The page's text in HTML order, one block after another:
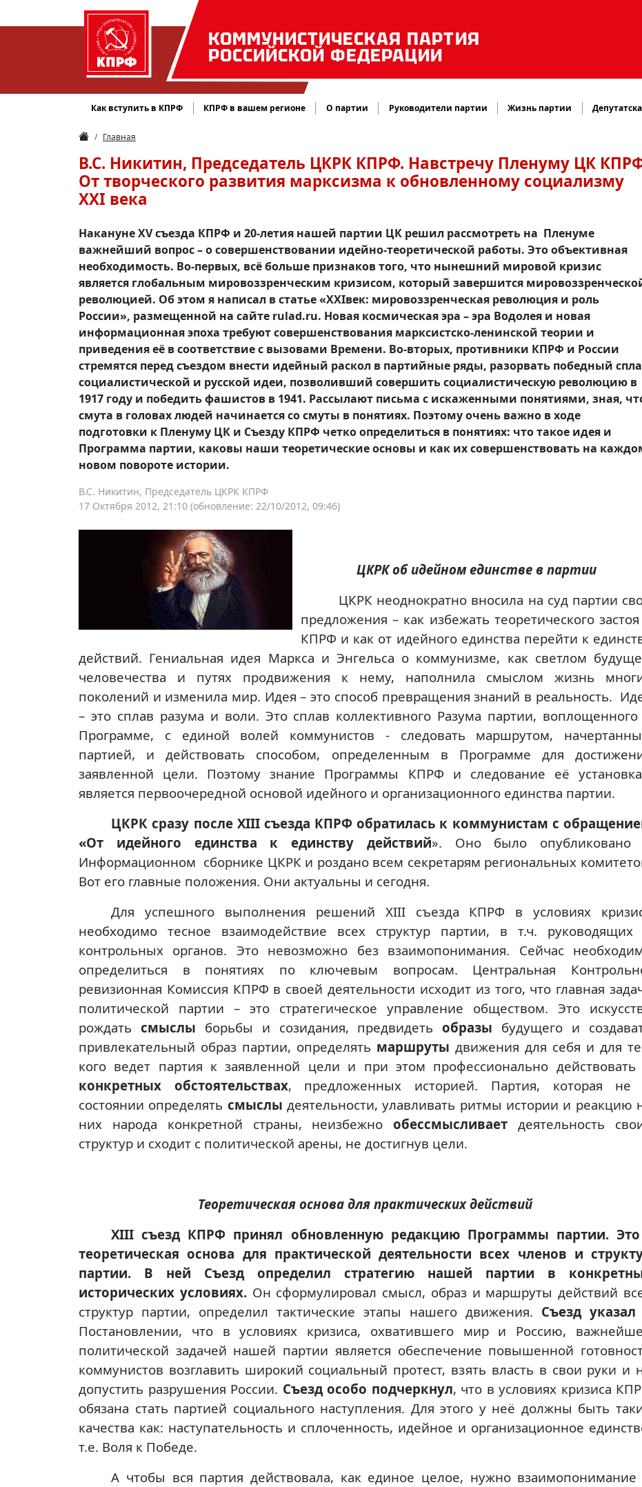
КОММУНИСТИЧЕСКАЯ ПАРТИЯ
РОССИЙСКОЙ ФЕДЕРАЦИИ
Как вступить в КПРФ КПРФ в вашем регионе О партии Руководители партии Жизнь партии
Главная
В.С. Никитин, Председатель ЦКРК КПРФ. Навстречу Пленуму ЦК
От творческого развития марксизма к обновленному социализму
XXI века
Накануне XV съезда КПРФ и 20-летия нашей партии ЦК решил рассмотреть на Пленуме
важнейший вопрос – о совершенствовании идейно-теоретической работы. Это объективная
необходимость. Во-первых, всё больше признаков того, что нынешний мировой кризис
является глобальным мировоззренческим кризисом, который завершится
революцией. Об этом я написал в статье «XXIвек: мировоззренческая революция и роль
России», размещенной на сайте rulad.ru. Новая космическая эра – эра Водолея и новая
информационная эпоха требуют совершенствования марксистско-ленинской теории и
приведения её в соответствие с вызовами Времени. Во-вторых, противники КПРФ и России
стремятся перед съездом внести идейный раскол в партийные ряды, разорвать победный
социалистической и русской идеи, позволивший совершить социалистическую революцию в
1917 году и победить фашистов в 1941. Рассылают письма с искаженными понятиями, зная,
смута в головах людей начинается со смуты в понятиях. Поэтому очень важно в ходе
подготовки к Пленуму ЦК и Съезду КПРФ четко определиться в понятиях: что такое идея и
Программа партии, каковы наши теоретические основы и как их совершенствовать на
новом повороте истории.
В.С. Никитин, Председатель ЦКРК КПРФ
17 Октября 2012, 21:10 (обновление: 22/10/2012, 09:46)
ЦКРК об идейном единстве в партии
ЦКРК неоднократно вносила на суд партии
предложения – как избежать теоретического
КПРФ и как от идейного единства перейти к
действий. Гениальная идея Маркса и Энгельса о коммунизме, как светлом
человечества и путях продвижения к нему, наполнила смыслом жизнь
поколений и изменила мир. Идея – это способ превращения знаний в реальность.
– это сплав разума и воли. Это сплав коллективного Разума партии,
Программе, с единой волей коммунистов - следовать маршрутом,
партией, и действовать способом, определенным в Программе для
заявленной цели. Поэтому знание Программы КПРФ и следование её
является первоочередной основой идейного и организационного единства партии.
ЦКРК сразу после XIIIсъезда КПРФ обратилась к коммунистам с
«От идейного единства к единству действий». Оно было опубликовано
Информационном сборнике ЦКРК и роздано всем секретарям региональных
Вот его главные положения. Они актуальны и сегодня.
Для успешного выполнения решений ХIII съезда КПРФ в условиях
необходимо тесное взаимодействие всех структур партии, в т.ч. руководящих
контрольных органов. Это невозможно без взаимопонимания. Сейчас
определиться в понятиях по ключевым вопросам. Центральная
ревизионная Комиссия КПРФ в своей деятельности исходит из того, что главная
политической партии – это стратегическое управление обществом. Это
рождать смыслы борьбы и созидания, предвидетьобразы будущего и
привлекательный образ партии, определять маршруты движения для себя и для
кого ведет партия к заявленной цели и при этом профессионально действовать
конкретных обстоятельствах, предложенных историей. Партия, которая не
состоянии определять смыслыдеятельности, улавливать ритмы истории и реакцию
них народа конкретной страны, неизбежнообессмысливает деятельность
структур и сходит с политической арены, не достигнув цели.
Теоретическая основа для практических действий
ХIII съезд КПРФ принял обновленную редакцию Программы партии.
теоретическая основа для практической деятельности всех членов и
партии. В ней Съезд определил стратегию нашей партии в
исторических условиях. Он сформулировал смысл, образ и маршруты действий
структур партии, определил тактические этапы нашего движения. Съезд указал
Постановлении, что в условиях кризиса, охватившего мир и Россию,
политической задачей нашей партии является обеспечение повышенной
коммунистов возглавить широкий социальный протест, взять власть в свои руки и
допустить разрушения России. Съезд особо подчеркнул, что в условиях кризиса
обязана стать партией социального наступления. Для этого у неё должны быть
качества как: наступательность и сплоченность, идейное и организационное
т.е. Воля к Победе.
А чтобы вся партия действовала, как единое целое, нужно взаимопонимание